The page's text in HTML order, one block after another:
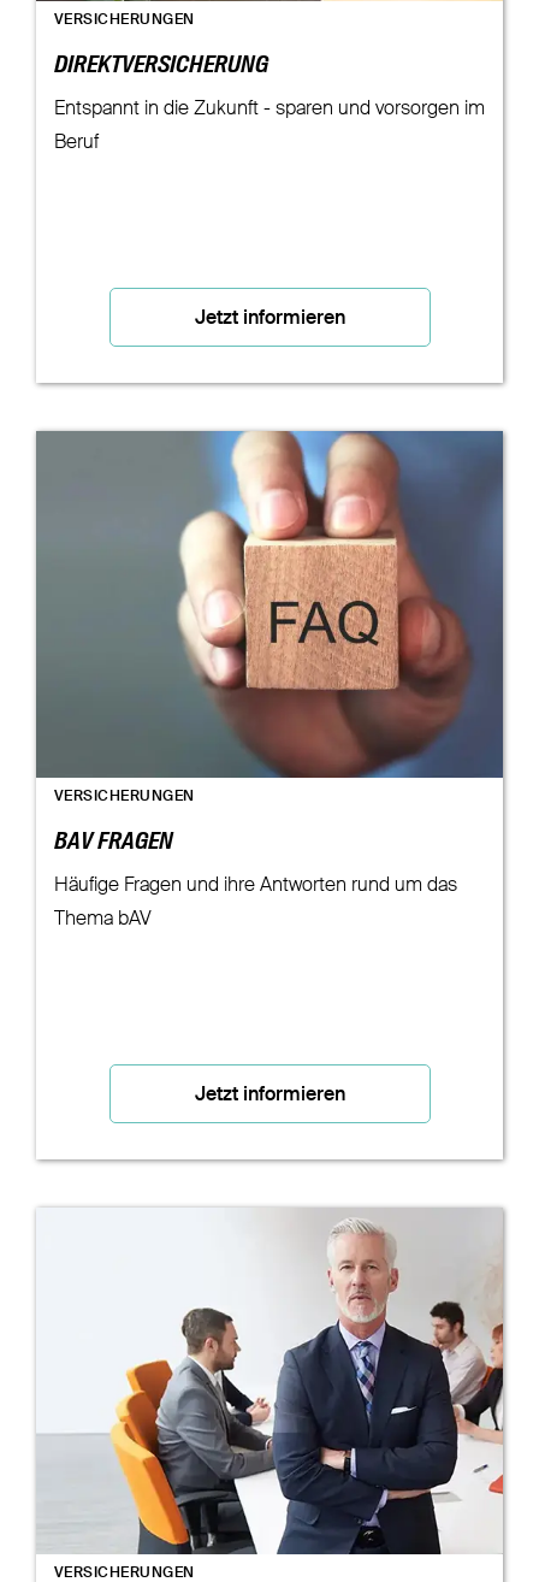
VERSICHERUNGEN
DIREKTVERSICHERUNG
Entspannt in die Zukunft - sparen und vorsorgen im
Beruf
Jetzt informieren
VERSICHERUNGEN
BAV FRAGEN
Häufige Fragen und ihre Antworten rund um das
Thema bAV
Jetzt informieren
VERSICHERUNGEN